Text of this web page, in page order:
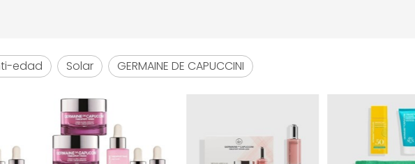
edad Solar GERMAINE DE CAPUCCINI